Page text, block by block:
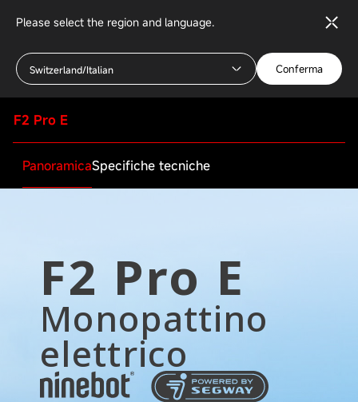
Please select the region and language.
Switzerland/Italian Conferma
F2 Pro E
PanoramicaSpecifiche tecniche
F2 Pro E
Monopattino
elettrico
Conducente
Età minima
16+ anni
Carico massimo
User Instruction Ninebot Kick
Scooter F2 Series EN FR DE IT SP
POL NL